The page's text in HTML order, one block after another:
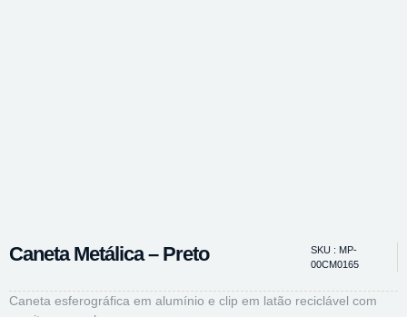
Caneta Metálica – Preto
SKU : MP-
00CM0165
Caneta esferográfica em alumínio e clip em latão reciclável com